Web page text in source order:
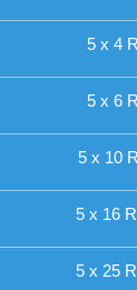
5 x 4
5 x 6
5 x 10
5 x 16
5 x 25